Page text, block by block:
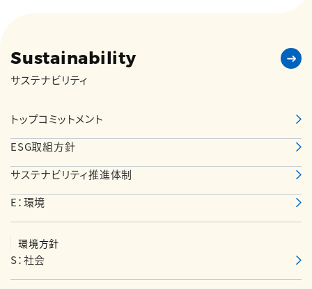
と、土を掘る専用の器具を使用し、栄養の不足している木々の
周りに穴をあけ、腐葉土や木炭などを混ぜた良い土を補充す
る作業を公園内の数十本の木に実施しました。
Sustainability
サステナビリティ
トップコミットメント
ESG取組方針
サステナビリティ推進体制
E：環境
環境方針
S：社会